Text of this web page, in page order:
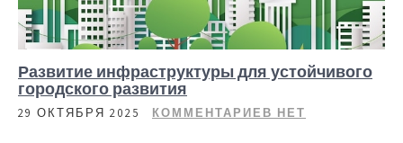
Развитие инфраструктуры для устойчивого
городского развития
29 ОКТЯБРЯ 2025 КОММЕНТАРИЕВ НЕТ